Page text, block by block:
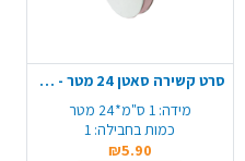
סרט קשירה סאטן 24 מטר - ורוד
מידה: 1 ס"מ*24 מטר
כמות בחבילה: 1
₪5.90